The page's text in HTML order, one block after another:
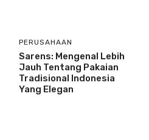
PERUSAHAAN
Sarens: Mengenal Lebih
Jauh Tentang Pakaian
Tradisional Indonesia
Yang Elegan